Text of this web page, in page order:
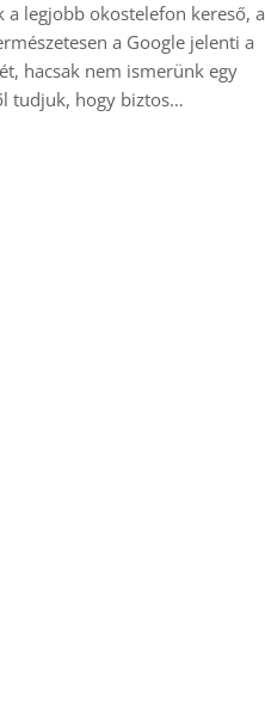
legjobb okostelefon kereső, a
a Google jelenti a
hacsak nem ismerünk egy
tudjuk, hogy biztos…